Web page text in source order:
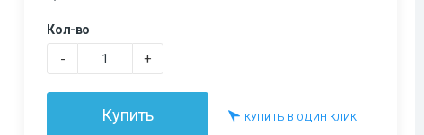
Кол-во
- +
Купить КУПИТЬ В ОДИН КЛИК